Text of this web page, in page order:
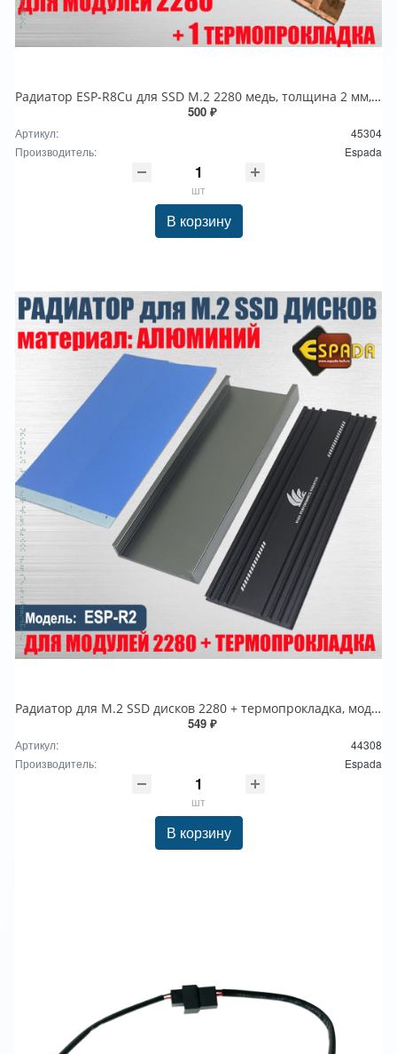
Радиатор ESP-R8Cu для SSD M.2 2280 медь, толщина 2 мм, Espada
500 ₽
Артикул:
45304
Производитель:
Espada
шт
В корзину
Радиатор для M.2 SSD дисков 2280 + термопрокладка, модель ESP-R2 Espada алюминиевый
549 ₽
Артикул:
44308
Производитель:
Espada
шт
В корзину